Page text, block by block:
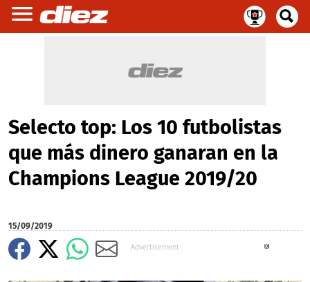
Selecto top: Los 10 futbolistas
que más dinero ganaran en la
Champions League 2019/20
15/09/2019
X